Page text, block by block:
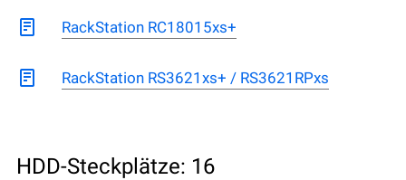
RackStation RC18015xs+
RackStation RS3621xs+ / RS3621RPxs
HDD-Steckplätze: 16